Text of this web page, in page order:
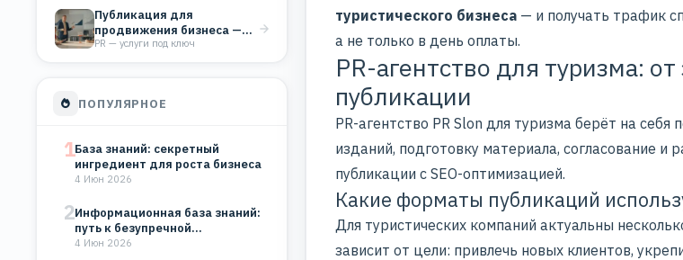
Публикация для
продвижения бизнеса —
что реально работает, а
PR — услуги под ключ
ПОПУЛЯРНОЕ
1База знаний: секретный
ингредиент для роста бизнеса
4 Июн 2026
2Информационная база знаний:
путь к безупречной
организации
4 Июн 2026
туристического бизнеса — и получать трафик
а не только в день оплаты.
PR-агентство для туризма:
публикации
PR-агентство PR Slon для туризма берёт на себя
изданий, подготовку материала, согласование и
публикации с SEO-оптимизацией.
Какие форматы публикаций
Для туристических компаний актуальны
зависит от цели: привлечь новых клиентов,